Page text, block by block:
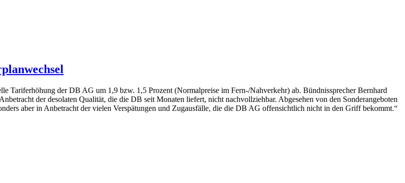
Tariferhöhung der DB AG um 1,9 bzw. 1,5 Prozent (Normalpreise im Fern-/Nahverkehr) ab. Bündnissprecher Bernhard
der desolaten Qualität, die die DB seit Monaten liefert, nicht nachvollziehbar. Abgesehen von den Sonderangeboten
aber in Anbetracht der vielen Verspätungen und Zugausfälle, die die DB AG offensichtlich nicht in den Griff bekommt.“